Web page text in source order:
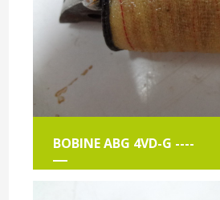
BOBINE ABG 4VD-G ----